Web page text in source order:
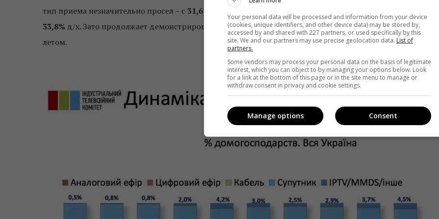
тип приема незначительно просел – с 31,6% до 29% д/х,
33,8% д/х. Зато продолжает демонстрировать ростIPTV/MMDS – 4,5% против 3,7%в прошлом году
летом.
Your personal data will be processed and information from your device
(cookies, unique identifiers, and other device data) may be stored by,
accessed by and shared with 227 partners, or used specifically by this
site. We and our partners may use precise geolocation data. List of
partners.
Some vendors may process your personal data on the basis of legitimate
interest, which you can object to by managing your options below. Look
for a link at the bottom of this page or in the site menu to manage or
withdraw consent in privacy and cookie settings.
Consent
Manage options